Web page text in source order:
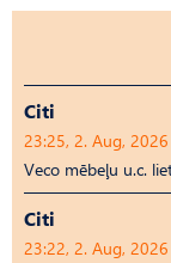
Citi
23:25, 2. Aug, 2026
Veco mēbeļu u.c.
Citi
23:22, 2. Aug, 2026